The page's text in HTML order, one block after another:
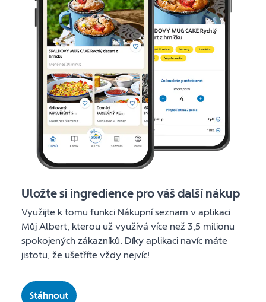
Uložte si ingredience pro váš další nákup
Využijte k tomu funkci Nákupní seznam v aplikaci
Můj Albert, kterou už využívá více než 3,5 milionu
spokojených zákazníků. Díky aplikaci navíc máte
jistotu, že ušetříte vždy nejvíc!
Stáhnout